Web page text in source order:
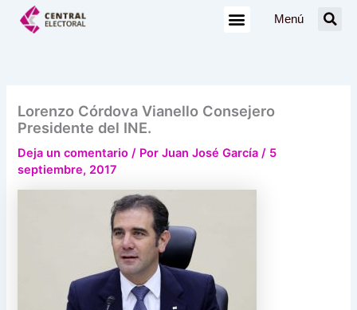
Menú
Lorenzo Córdova Vianello Consejero
Presidente del INE.
Deja un comentario / PorJuan José García/ 5
septiembre, 2017